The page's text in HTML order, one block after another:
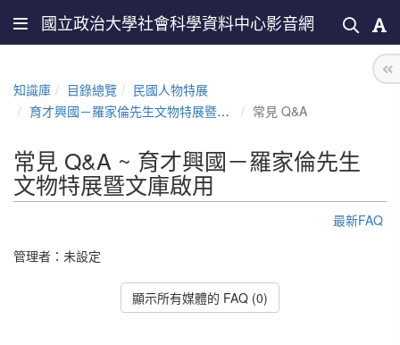
國立政治大學社會科學資料中心影音網
知識庫 目錄總覽
民國人物特展
育才興國－羅家倫先生文物特展暨文庫啟用
常見 Q&A
常見 Q&A ~ 育才興國－羅家倫先生
文物特展暨文庫啟用
最新FAQ
管理者：未設定
顯示所有媒體的 FAQ (0)